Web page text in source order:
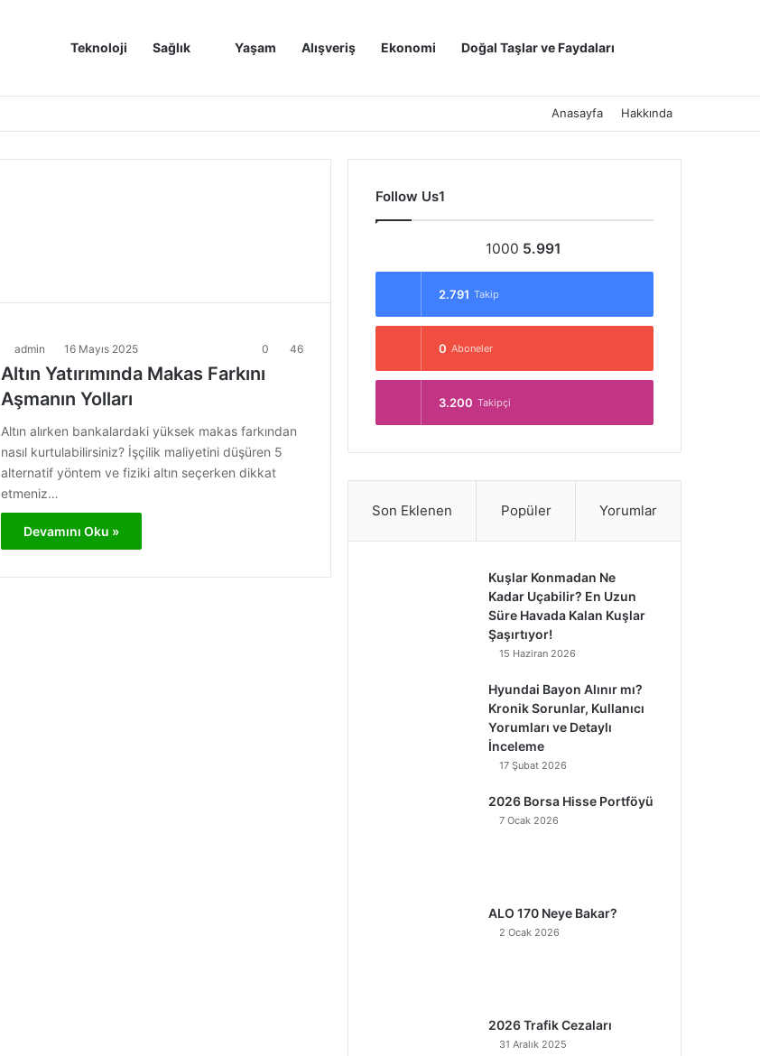
Anasayfa
Teknoloji Sağlık Yaşam Alışveriş Ekonomi Doğal Taşlar ve Faydaları
Anasayfa Hakkında
admin 16 Mayıs 2025 0 46
Altın Yatırımında Makas Farkını
Aşmanın Yolları
Altın alırken bankalardaki yüksek makas farkından
nasıl kurtulabilirsiniz? İşçilik maliyetini düşüren 5
alternatif yöntem ve fiziki altın seçerken dikkat
etmeniz…
Devamını Oku »
Follow Us1
1000 5.991
2.791 Takip
0 Aboneler
3.200 Takipçi
Son Eklenen Popüler Yorumlar
Kuşlar Konmadan Ne
Kadar Uçabilir? En Uzun
Süre Havada Kalan Kuşlar
Şaşırtıyor!
15 Haziran 2026
Hyundai Bayon Alınır mı?
Kronik Sorunlar, Kullanıcı
Yorumları ve Detaylı
İnceleme
17 Şubat 2026
2026 Borsa Hisse Portföyü
7 Ocak 2026
ALO 170 Neye Bakar?
2 Ocak 2026
2026 Trafik Cezaları
31 Aralık 2025